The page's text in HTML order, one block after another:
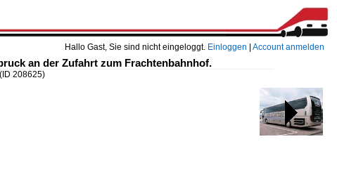
Hallo Gast, Sie sind nicht eingeloggt. Einloggen Account anmelden
an der Zufahrt zum Frachtenbahnhof.
(ID 208625)